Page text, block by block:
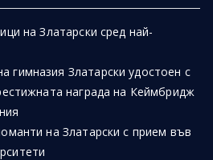
на Златарски сред най-
гимназия Златарски удостоен с
награда на Кеймбридж
на Златарски с прием във